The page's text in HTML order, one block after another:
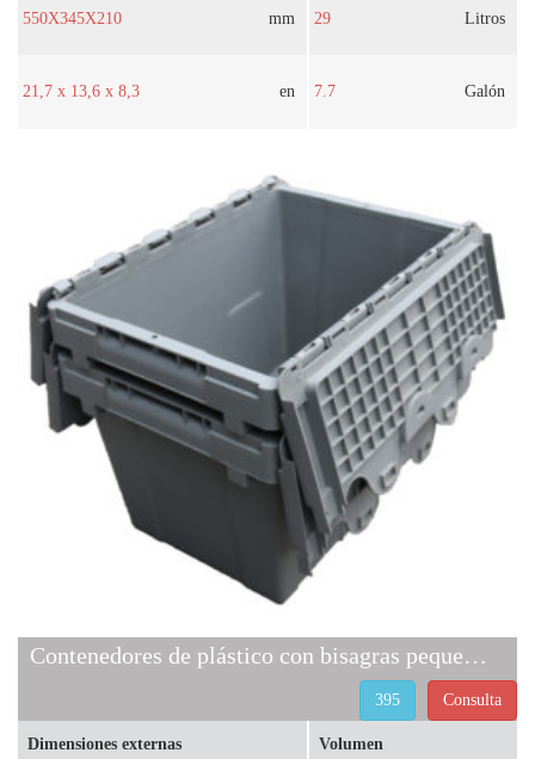
550X345X210 mm
21,7 x 13,6 x 8,3 en
29 Litros
7.7 Galón
Contenedores de plástico con bisagras pequeños 395
Consulta
395
Dimensiones externas Volumen